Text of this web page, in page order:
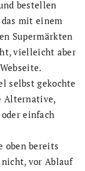
bestellen
mit einem
Supermärkten
vielleicht aber
selbst gekochte
Alternative,
einfach
oben bereits
vor Ablauf